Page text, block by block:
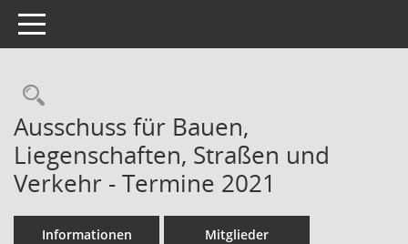
Toggle navigation
Rechercheauswahl
Ausschuss für Bauen,
Liegenschaften, Straßen und
Verkehr - Termine 2021
Informationen Mitglieder